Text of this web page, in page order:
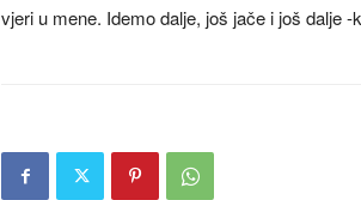
vjeri u mene. Idemo dalje, još jače i još dalje